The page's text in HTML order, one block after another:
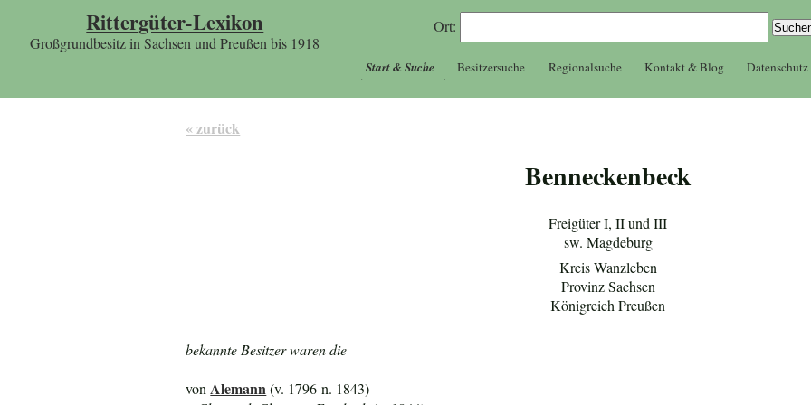
Rittergüter-Lexikon
Großgrundbesitz in Sachsen und Preußen bis 1918
Ort:
Start & Suche Besitzersuche Regionalsuche Kontakt & Blog Datenschutz
« zurück
Benneckenbeck
Freigüter I, II und III
sw. Magdeburg
Kreis Wanzleben
Provinz Sachsen
Königreich Preußen
bekannte Besitzer waren die
von Alemann (v. 1796-n. 1843)